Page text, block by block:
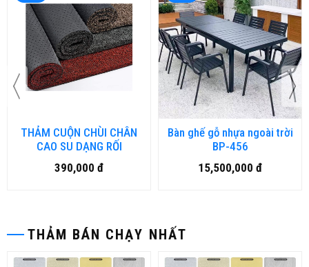
THẢM CUỘN CHÙI CHÂN
CAO SU DẠNG RỐI
390,000 đ
Bàn ghế gỗ nhựa ngoài trời
BP-456
15,500,000 đ
THẢM BÁN CHẠY NHẤT